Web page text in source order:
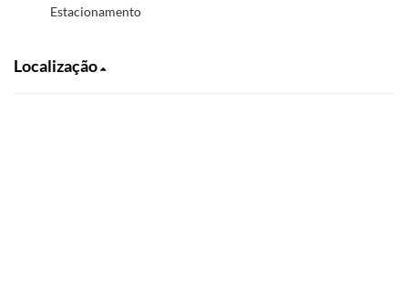
Estacionamento
Localização